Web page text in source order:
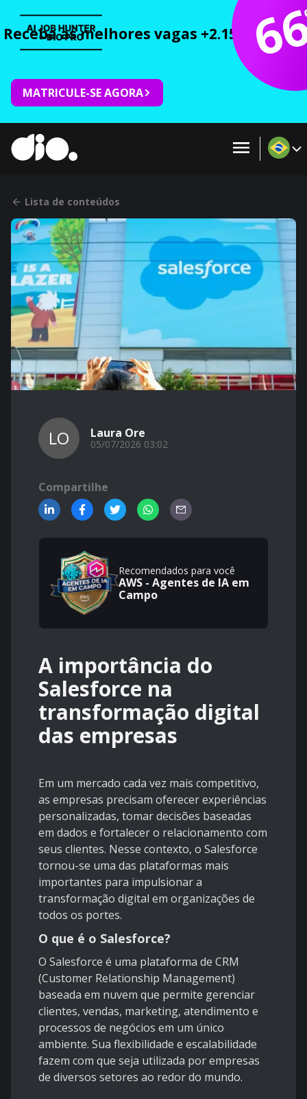
Receba as melhores vagas +2.150 cursos
MATRICULE-SE AGORA
Lista de conteúdos
LO Laura Ore
05/07/2026 03:02
Compartilhe
Recomendados para você
AWS - Agentes de IA em
Campo
A importância do
Salesforce na
transformação digital
das empresas
Em um mercado cada vez mais competitivo,
as empresas precisam oferecer experiências
personalizadas, tomar decisões baseadas
em dados e fortalecer o relacionamento com
seus clientes. Nesse contexto, o Salesforce
tornou-se uma das plataformas mais
importantes para impulsionar a
transformação digital em organizações de
todos os portes.
O que é o Salesforce?
O Salesforce é uma plataforma de CRM
(Customer Relationship Management)
baseada em nuvem que permite gerenciar
clientes, vendas, marketing, atendimento e
processos de negócios em um único
ambiente. Sua flexibilidade e escalabilidade
fazem com que seja utilizada por empresas
de diversos setores ao redor do mundo.